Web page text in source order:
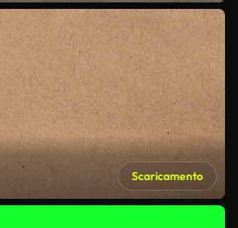
Scaricamento